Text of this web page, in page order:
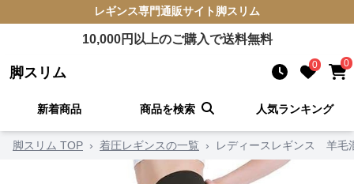
レギンス専門通販サイト 脚スリム
10,000円以上のご購入で送料無料
脚スリム 0 0
新着商品 商品を検索 人気ランキング
脚スリム TOP › 着圧レギンスの一覧 › レディースレギンス 羊毛